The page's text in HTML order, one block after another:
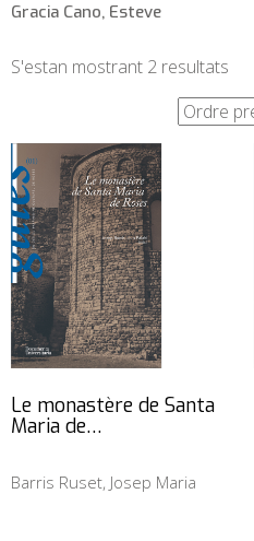
Gracia Cano, Esteve
S'estan mostrant 2 resultats
Le monastère de Santa
Maria de…
Barris Ruset, Josep Maria